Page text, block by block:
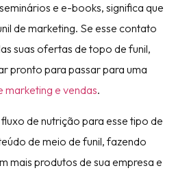
e e-books, significa que
de marketing. Se esse contato
suas ofertas de topo de funil,
pronto para passar para uma
marketing e vendas.
de nutrição para esse tipo de
de meio de funil, fazendo
mais produtos de sua empresa e